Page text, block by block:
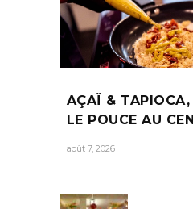
AÇAÏ & TAPIOCA,
LE POUCE AU
août 7, 2026